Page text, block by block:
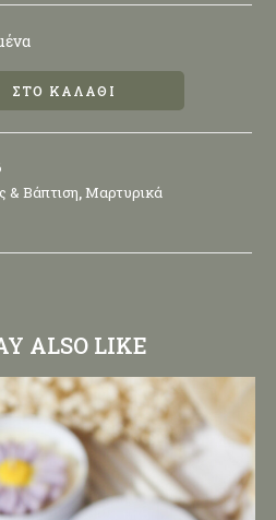
ΣΤΟ ΚΑΛΆΘΙ
& Βάπτιση,Μαρτυρικά
ALSO LIKE